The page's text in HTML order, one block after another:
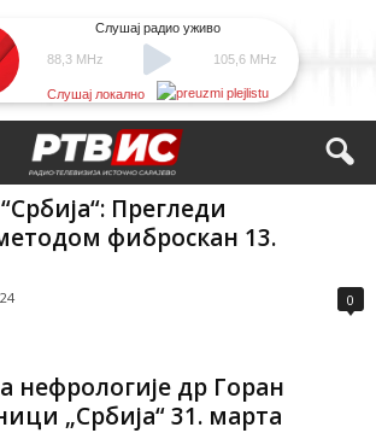
88,3 MHz
Слушај радио уживо
105,6 MHz
Слушај локално
Прегледи
фиброскан 13.
0
нефрологије др Горан
„Србија“ 31. марта